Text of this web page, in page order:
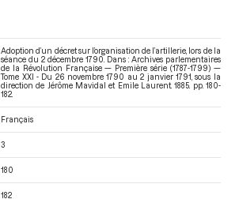
Adoption d’un décret sur l’organisation de l’artillerie, lors de la
séance du 2 décembre 1790. Dans : Archives parlementaires
de la Révolution Française — Première série (1787-1799) —
Tome XXI - Du 26 novembre 1790 au 2 janvier 1791 , sous la
direction de Jérôme Mavidal et Emile Laurent. 1885. pp. 180-
182.
Français
3
180
182